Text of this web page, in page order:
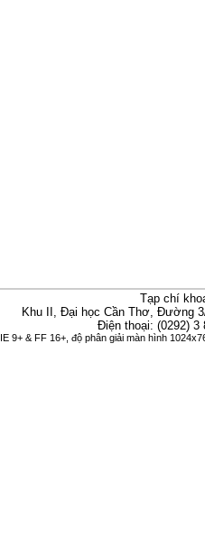
Tạp chí
Khu II, Đại học Cần Thơ, Đường
Điện thoại: (0292)
9+ & FF 16+, độ phân giải màn hình